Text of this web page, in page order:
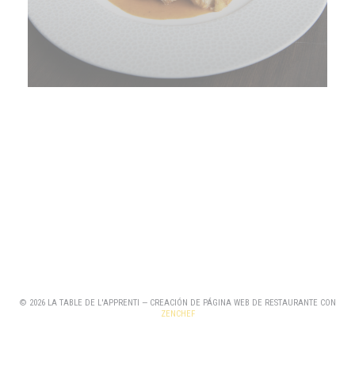
© 2026 LA TABLE DE L'APPRENTI — CREACIÓN DE PÁGINA WEB DE RESTAURANTE CON
ZENCHEF((ABRE EN UNA NUEVA VENTANA))